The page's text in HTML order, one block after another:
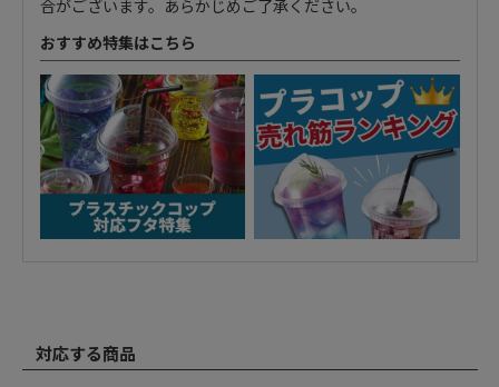
合がございます。あらかじめご了承ください。
おすすめ特集はこちら
対応する商品